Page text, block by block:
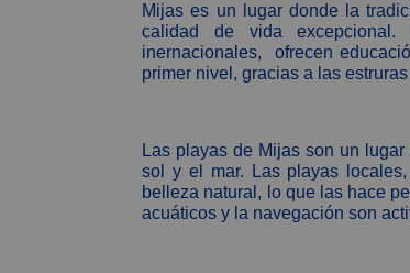
Mijas es un lugar donde la
calidad de vida
inernacionales, ofrecen
primer nivel, gracias a las
Las playas de Mijas son un
sol y el mar. Las playas
belleza natural, lo que las hace
acuáticos y la navegación son